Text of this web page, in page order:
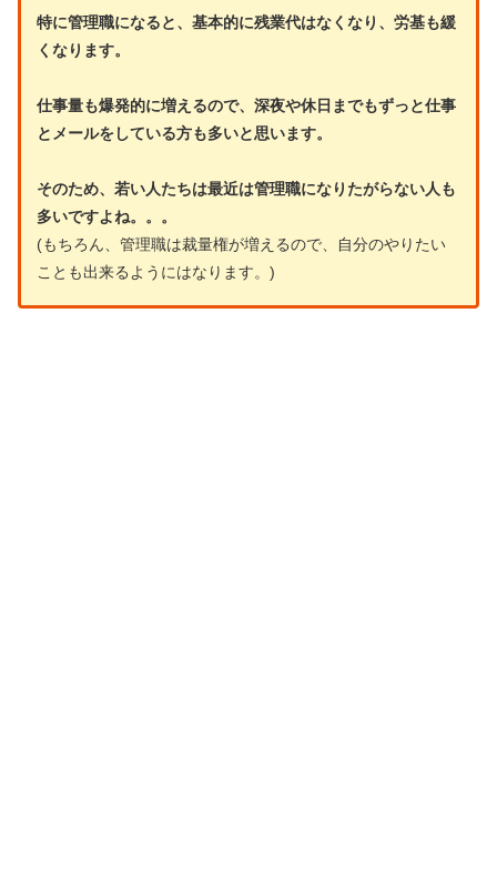
特に管理職になると、基本的に残業代はなくなり、労基も緩
くなります。
仕事量も爆発的に増えるので、深夜や休日までもずっと仕事
とメールをしている方も多いと思います。
そのため、若い人たちは最近は管理職になりたがらない人も
多いですよね。。。
(もちろん、管理職は裁量権が増えるので、自分のやりたい
ことも出来るようにはなります。)